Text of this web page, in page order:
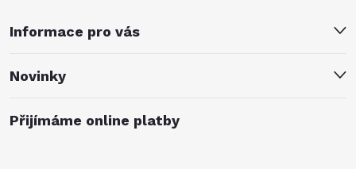
Informace pro vás
Novinky
Přijímáme online platby